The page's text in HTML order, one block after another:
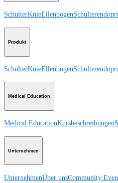
SchulterKnieEllenbogen
Produkt
SchulterKnieEllenbogen
Medical Education
Medical EducationKursbeschreibungen
Unternehmen
UnternehmenÜber unsCommunity